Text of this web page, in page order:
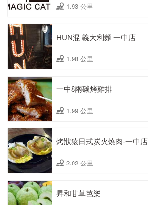
1.93 公里
HUN混 義大利麵 一中店
1.98 公里
一中8兩碳烤雞排
1.99 公里
烤狀猿日式炭火燒肉-一中店
2.02 公里
昇和甘草芭樂